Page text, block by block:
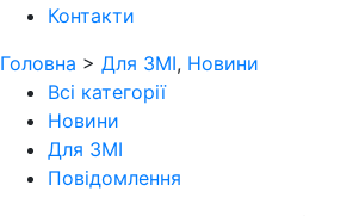
Контакти
Головна > Для ЗМІ, Новини
Всі категорії
Новини
Для ЗМІ
Повідомлення